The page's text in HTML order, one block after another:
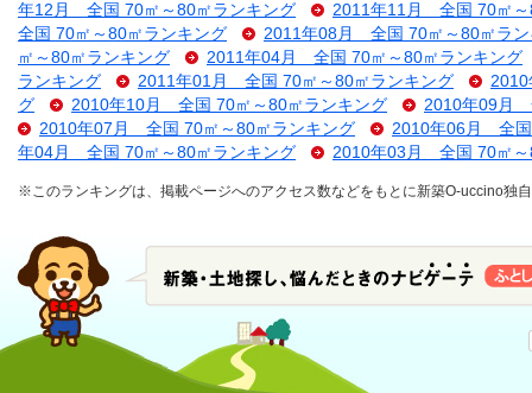
年12月 全国 70㎡～80㎡ランキング
2011年11月 全国 70㎡～
全国 70㎡～80㎡ランキング
2011年08月 全国 70㎡～80㎡ラン
㎡～80㎡ランキング
2011年04月 全国 70㎡～80㎡ランキング
ランキング
2011年01月 全国 70㎡～80㎡ランキング
グ
2010年10月 全国 70㎡～80㎡ランキング
2010年09月
2010年07月 全国 70㎡～80㎡ランキング
2010年06月 全国
年04月 全国 70㎡～80㎡ランキング
2010年03月 全国 70㎡～
※このランキングは、掲載ページへのアクセス数などをもとに新築O-uccino独